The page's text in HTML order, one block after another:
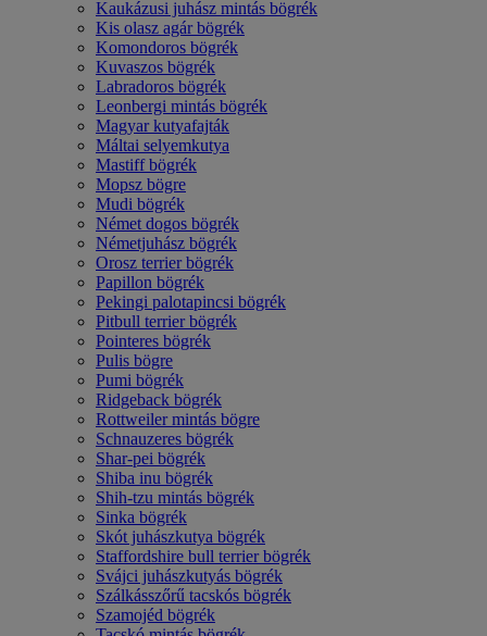
Kaukázusi juhász mintás bögrék
Kis olasz agár bögrék
Komondoros bögrék
Kuvaszos bögrék
Labradoros bögrék
Leonbergi mintás bögrék
Magyar kutyafajták
Máltai selyemkutya
Mastiff bögrék
Mopsz bögre
Mudi bögrék
Német dogos bögrék
Németjuhász bögrék
Orosz terrier bögrék
Papillon bögrék
Pekingi palotapincsi bögrék
Pitbull terrier bögrék
Pointeres bögrék
Pulis bögre
Pumi bögrék
Ridgeback bögrék
Rottweiler mintás bögre
Schnauzeres bögrék
Shar-pei bögrék
Shiba inu bögrék
Shih-tzu mintás bögrék
Sinka bögrék
Skót juhászkutya bögrék
Staffordshire bull terrier bögrék
Svájci juhászkutyás bögrék
Szálkásszőrű tacskós bögrék
Szamojéd bögrék